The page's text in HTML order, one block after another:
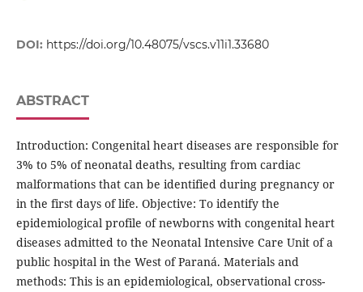
DOI: https://doi.org/10.48075/vscs.v11i1.33680
ABSTRACT
Introduction: Congenital heart diseases are responsible for
3% to 5% of neonatal deaths, resulting from cardiac
malformations that can be identified during pregnancy or
in the first days of life. Objective: To identify the
epidemiological profile of newborns with congenital heart
diseases admitted to the Neonatal Intensive Care Unit of a
public hospital in the West of Paraná. Materials and
methods: This is an epidemiological, observational cross-